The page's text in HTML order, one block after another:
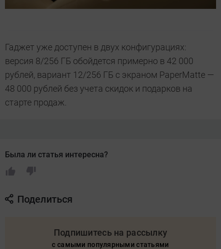
Гаджет уже доступен в двух конфигурациях:
версия 8/256 ГБ обойдется примерно в 42 000
рублей, вариант 12/256 ГБ с экраном PaperMatte —
48 000 рублей без учета скидок и подарков на
старте продаж.
Была ли статья интересна?
Поделиться
Подпишитесь на рассылку
с самыми популярными статьями